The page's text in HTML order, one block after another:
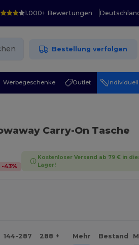
1.000+ Bewertungen
Bestellung verfolgen
Werbegeschenke Outlet
Carry-On Tasche
-43%
Kostenloser Versand ab 79 € in
Lager!
144-287 288 + Mehr Bestand